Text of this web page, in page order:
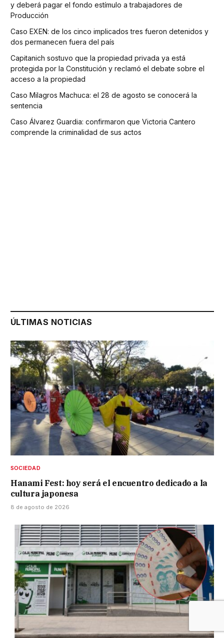
y deberá pagar el fondo estímulo a trabajadores de
Producción
Caso EXEN: de los cinco implicados tres fueron detenidos y
dos permanecen fuera del país
Capitanich sostuvo que la propiedad privada ya está
protegida por la Constitución y reclamó el debate sobre el
acceso a la propiedad
Caso Milagros Machuca: el 28 de agosto se conocerá la
sentencia
Caso Álvarez Guardia: confirmaron que Victoria Cantero
comprende la criminalidad de sus actos
ÚLTIMAS NOTICIAS
SOCIEDAD
Hanami Fest: hoy será el encuentro dedicado a la
cultura japonesa
8 de agosto de 2026